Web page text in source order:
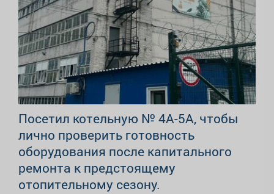
Посетил котельную № 4А-5А, чтобы
лично проверить готовность
оборудования после капитального
ремонта к предстоящему
отопительному сезону.